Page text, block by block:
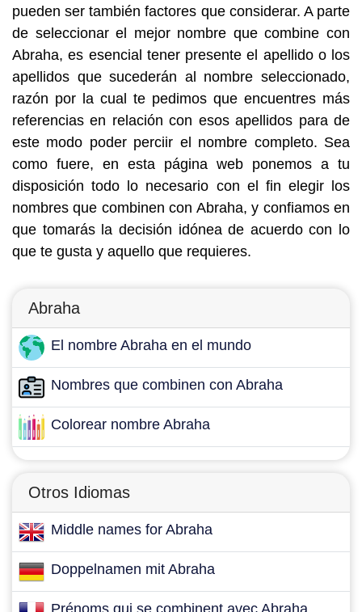
pueden ser también factores que considerar. A parte
de seleccionar el mejor nombre que combine con
Abraha, es esencial tener presente el apellido o los
apellidos que sucederán al nombre seleccionado,
razón por la cual te pedimos que encuentres más
referencias en relación con esos apellidos para de
este modo poder perciir el nombre completo. Sea
como fuere, en esta página web ponemos a tu
disposición todo lo necesario con el fin elegir los
nombres que combinen con Abraha, y confiamos en
que tomarás la decisión idónea de acuerdo con lo
que te gusta y aquello que requieres.
Abraha
El nombre Abraha en el mundo
Nombres que combinen con Abraha
Colorear nombre Abraha
Otros Idiomas
Middle names for Abraha
Doppelnamen mit Abraha
Prénoms qui se combinent avec Abraha